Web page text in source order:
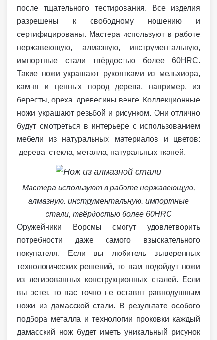
после тщательного тестирования. Все изделия
разрешены к свободному ношению и
сертифицированы. Мастера используют в работе
нержавеющую, алмазную, инструментальную,
импортные стали твёрдостью более 60HRC.
Такие ножи украшают рукоятками из мельхиора,
камня и ценных пород дерева, например, из
бересты, ореха, древесины венге. Коллекционные
ножи украшают резьбой и рисунком. Они отлично
будут смотреться в интерьере с использованием
мебели из натуральных материалов и цветов:
дерева, стекла, металла, натуральных тканей.
Мастера используют в работе нержавеющую,
алмазную, инструментальную, импортные
стали, твёрдостью более 60HRC
Оружейники Ворсмы смогут удовлетворить
потребности даже самого взыскательного
покупателя. Если вы любитель выверенных
технологических решений, то вам подойдут ножи
из легированных конструкционных сталей. Если
вы эстет, то вас точно не оставят равнодушным
ножи из дамасской стали. В результате особого
подбора металла и технологии проковки каждый
дамасский нож будет иметь уникальный рисунок